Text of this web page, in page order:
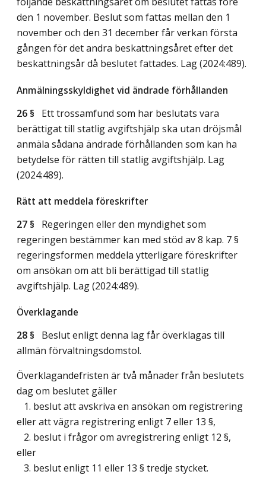
den 1 november. Beslut som fattas mellan den 1
november och den 31 december får verkan första
gången för det andra beskattningsåret efter det
beskattningsår då beslutet fattades. Lag (2024:489).
Anmälningsskyldighet vid ändrade förhållanden
26 § Ett trossamfund som har beslutats vara
berättigat till statlig avgiftshjälp ska utan dröjsmål
anmäla sådana ändrade förhållanden som kan ha
betydelse för rätten till statlig avgiftshjälp. Lag
(2024:489).
Rätt att meddela föreskrifter
27 § Regeringen eller den myndighet som
regeringen bestämmer kan med stöd av 8 kap. 7 §
regeringsformen meddela ytterligare föreskrifter
om ansökan om att bli berättigad till statlig
avgiftshjälp. Lag (2024:489).
Överklagande
28 § Beslut enligt denna lag får överklagas till
allmän förvaltningsdomstol.
Överklagandefristen är två månader från beslutets
dag om beslutet gäller
1. beslut att avskriva en ansökan om registrering
eller att vägra registrering enligt 7 eller 13 §,
2. beslut i frågor om avregistrering enligt 12 §,
eller
3. beslut enligt 11 eller 13 § tredje stycket.